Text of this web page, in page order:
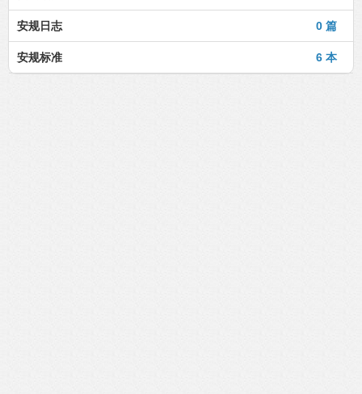
0 篇
安规日志
6 本
安规标准